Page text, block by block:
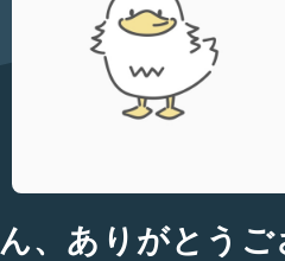
、ありがとうご